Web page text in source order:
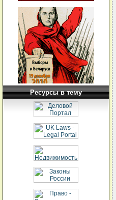
Ресурсы в тему